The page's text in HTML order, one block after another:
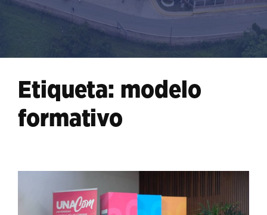
Etiqueta: modelo
formativo